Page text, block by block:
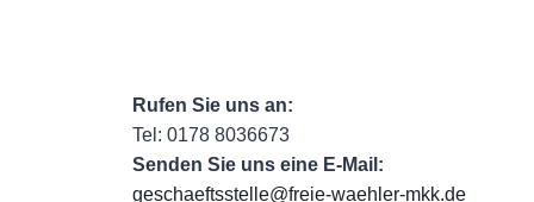
Rufen Sie uns an:
Tel: 0178 8036673
Senden Sie uns eine E-Mail:
geschaeftsstelle@freie-waehler-mkk.de